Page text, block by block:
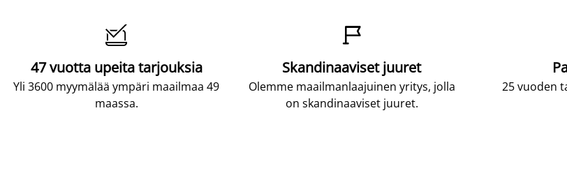

47 vuotta upeita tarjouksia
Yli 3600 myymälää ympäri maailmaa 49
maassa.

Skandinaaviset juuret
Olemme maailmanlaajuinen yritys, jolla
on skandinaaviset juuret.
25 vuoden